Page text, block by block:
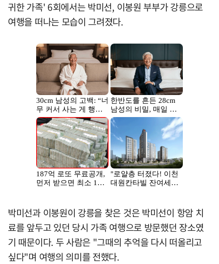
귀한 가족' 6회에서는 박미선, 이봉원 부부가 강릉으로
여행을 떠나는 모습이 그려졌다.
박미선과 이봉원이 강릉을 찾은 것은 박미선이 항암 치
료를 앞두고 있던 당시 가족 여행으로 방문했던 장소였
기 때문이다. 두 사람은 "그때의 추억을 다시 떠올리고
싶다"며 여행의 의미를 전했다.